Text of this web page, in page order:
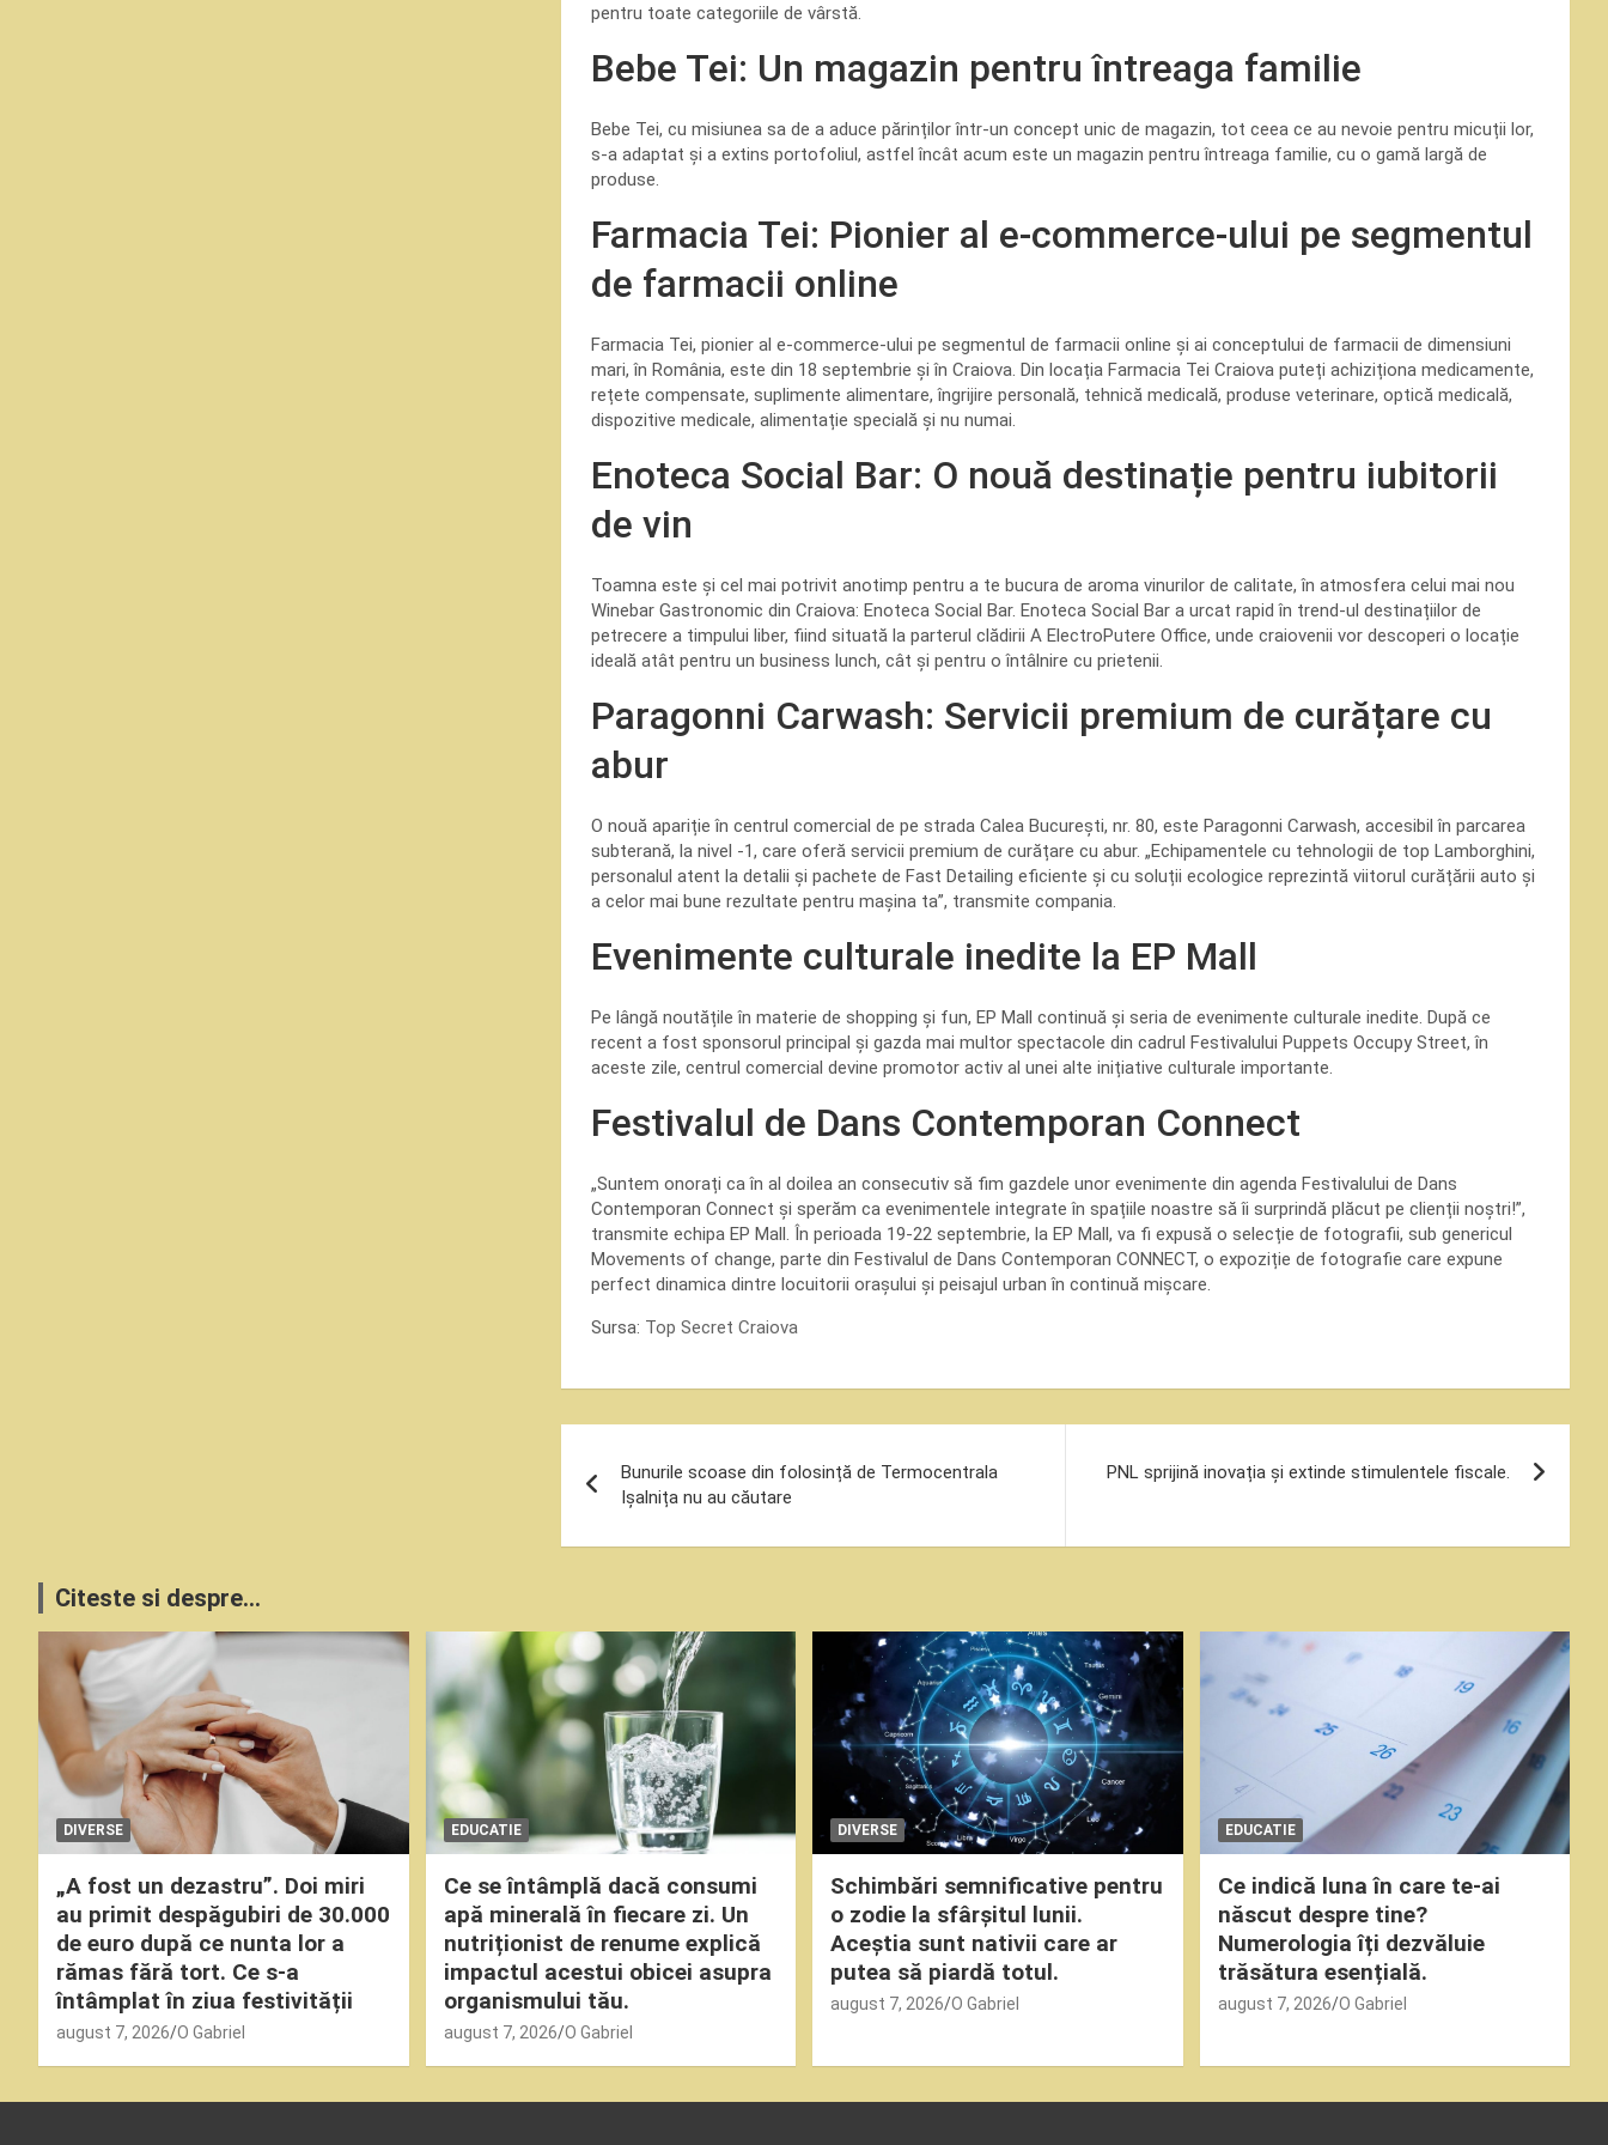
pentru toate categoriile de vârstă.
Bebe Tei: Un magazin pentru întreaga familie
Bebe Tei, cu misiunea sa de a aduce părinților într-un concept unic de magazin, tot ceea ce au nevoie pentru micuții lor,
s-a adaptat și a extins portofoliul, astfel încât acum este un magazin pentru întreaga familie, cu o gamă largă de
produse.
Farmacia Tei: Pionier al e-commerce-ului pe segmentul
de farmacii online
Farmacia Tei, pionier al e-commerce-ului pe segmentul de farmacii online și ai conceptului de farmacii de dimensiuni
mari, în România, este din 18 septembrie și în Craiova. Din locația Farmacia Tei Craiova puteți achiziționa medicamente,
rețete compensate, suplimente alimentare, îngrijire personală, tehnică medicală, produse veterinare, optică medicală,
dispozitive medicale, alimentație specială și nu numai.
Enoteca Social Bar: O nouă destinație pentru iubitorii
de vin
Toamna este și cel mai potrivit anotimp pentru a te bucura de aroma vinurilor de calitate, în atmosfera celui mai nou
Winebar Gastronomic din Craiova: Enoteca Social Bar. Enoteca Social Bar a urcat rapid în trend-ul destinațiilor de
petrecere a timpului liber, fiind situată la parterul clădirii A ElectroPutere Office, unde craiovenii vor descoperi o locație
ideală atât pentru un business lunch, cât și pentru o întâlnire cu prietenii.
Paragonni Carwash: Servicii premium de curățare cu
abur
O nouă apariție în centrul comercial de pe strada Calea București, nr. 80, este Paragonni Carwash, accesibil în parcarea
subterană, la nivel -1, care oferă servicii premium de curățare cu abur. „Echipamentele cu tehnologii de top Lamborghini,
personalul atent la detalii și pachete de Fast Detailing eficiente și cu soluții ecologice reprezintă viitorul curățării auto și
a celor mai bune rezultate pentru mașina ta”, transmite compania.
Evenimente culturale inedite la EP Mall
Pe lângă noutățile în materie de shopping și fun, EP Mall continuă și seria de evenimente culturale inedite. După ce
recent a fost sponsorul principal și gazda mai multor spectacole din cadrul Festivalului Puppets Occupy Street, în
aceste zile, centrul comercial devine promotor activ al unei alte inițiative culturale importante.
Festivalul de Dans Contemporan Connect
„Suntem onorați ca în al doilea an consecutiv să fim gazdele unor evenimente din agenda Festivalului de Dans
Contemporan Connect și sperăm ca evenimentele integrate în spațiile noastre să îi surprindă plăcut pe clienții noștri!”,
transmite echipa EP Mall. În perioada 19-22 septembrie, la EP Mall, va fi expusă o selecție de fotografii, sub genericul
Movements of change, parte din Festivalul de Dans Contemporan CONNECT, o expoziție de fotografie care expune
perfect dinamica dintre locuitorii orașului și peisajul urban în continuă mișcare.
Sursa: Top Secret Craiova
în
articole
Bunurile scoase din folosință de Termocentrala
Ișalnița nu au căutare
PNL sprijină inovația și extinde stimulentele fiscale.
Citeste si despre...
DIVERSE
„A fost un dezastru”. Doi miri
au primit despăgubiri de 30.000
de euro după ce nunta lor a
rămas fără tort. Ce s-a
întâmplat în ziua festivității
august 7, 2026 O Gabriel
EDUCATIE
Ce se întâmplă dacă consumi
apă minerală în fiecare zi. Un
nutriționist de renume explică
impactul acestui obicei asupra
organismului tău.
august 7, 2026 O Gabriel
DIVERSE
Schimbări semnificative pentru
o zodie la sfârșitul lunii.
Aceștia sunt nativii care ar
putea să piardă totul.
august 7, 2026 O Gabriel
EDUCATIE
Ce indică luna în care te-ai
născut despre tine?
Numerologia îți dezvăluie
trăsătura esențială.
august 7, 2026 O Gabriel